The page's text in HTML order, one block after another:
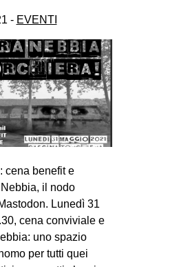
- EVENTI
cena benefit e
il nodo
Lunedì 31
cena conviviale e
uno spazio
per tutti quei